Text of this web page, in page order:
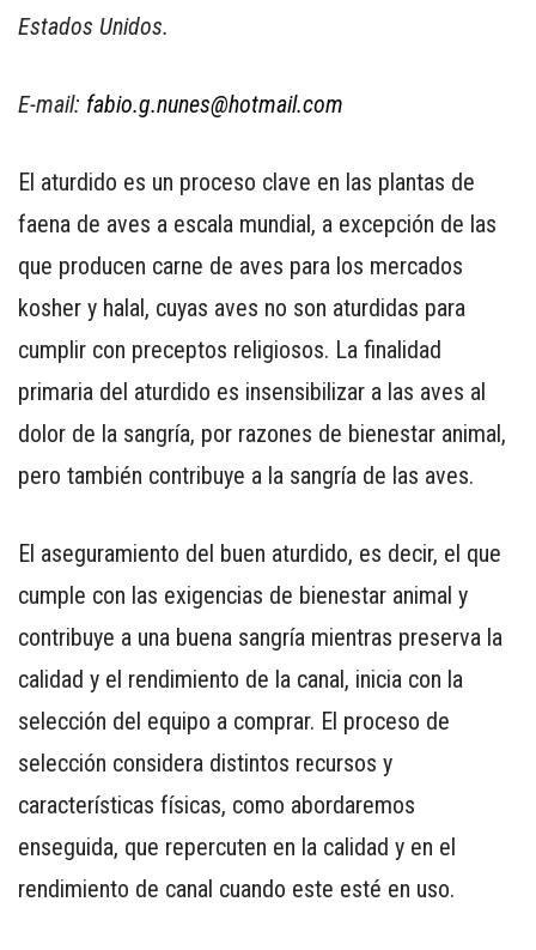
Y
POLÍTICAS
DEL
SITIO
APP
SMARTPHONE
Estados Unidos.
E-mail: fabio.g.nunes@hotmail.com
El aturdido es un proceso clave en las plantas de
faena de aves a escala mundial, a excepción de las
que producen carne de aves para los mercados
kosher y halal, cuyas aves no son aturdidas para
cumplir con preceptos religiosos. La finalidad
primaria del aturdido es insensibilizar a las aves al
dolor de la sangría, por razones de bienestar animal,
pero también contribuye a la sangría de las aves.
El aseguramiento del buen aturdido, es decir, el que
cumple con las exigencias de bienestar animal y
contribuye a una buena sangría mientras preserva la
calidad y el rendimiento de la canal, inicia con la
selección del equipo a comprar. El proceso de
selección considera distintos recursos y
características físicas, como abordaremos
enseguida, que repercuten en la calidad y en el
rendimiento de canal cuando este esté en uso.